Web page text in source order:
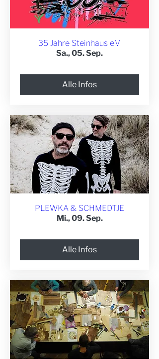
35 Jahre Steinhaus e.V.
Sa., 05. Sep.
Alle Infos
PLEWKA & SCHMEDTJE
Mi., 09. Sep.
Alle Infos